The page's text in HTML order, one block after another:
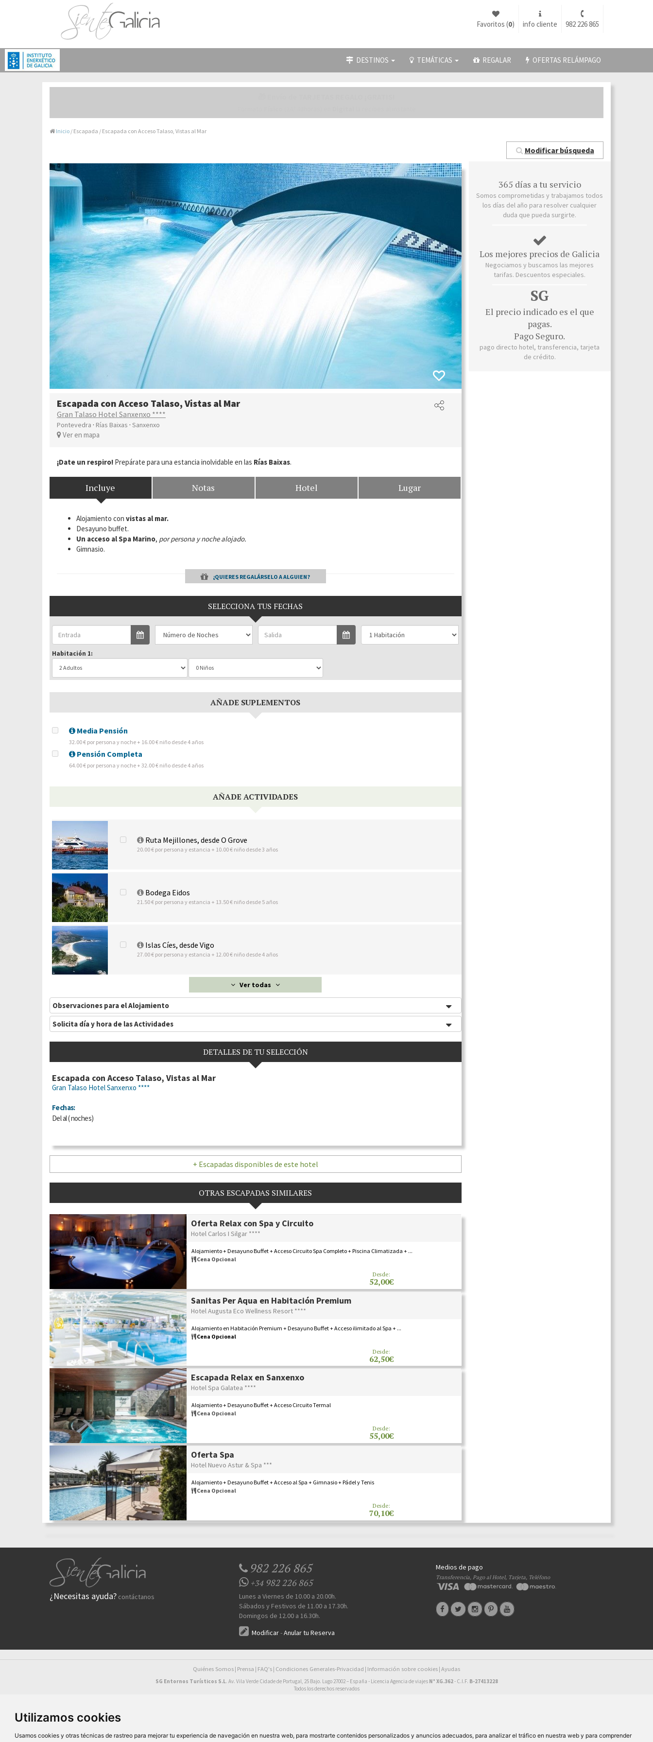
Utilizamos cookies
Usamos cookies y otras técnicas de rastreo para mejorar tu experiencia de navegación en nuestra web, para mostrarte contenidos personalizados y anuncios adecuados, para analizar el tráfico en nuestra web y para comprender
982 226 865
info cliente
Favoritos (0)
DESTINOS TEMÁTICAS REGALAR OFERTAS RELÁMPAGO
Inicio / Escapada / Escapada con Acceso Talaso, Vistas al Mar
Modificar búsqueda
Escapada con Acceso Talaso, Vistas al Mar
Gran Talaso Hotel Sanxenxo ****
Pontevedra · Rías Baixas · Sanxenxo
Ver en mapa
¡Date un respiro! Prepárate para una estancia inolvidable en las Rías Baixas.
Incluye Notas Hotel Lugar
Alojamiento con vistas al mar.
Desayuno buffet.
Un acceso al Spa Marino, por persona y noche alojado.
Gimnasio.
¿QUIERES REGALÁRSELO A ALGUIEN?
SELECCIONA TUS FECHAS
Habitación 1:
AÑADE SUPLEMENTOS
Media Pensión
32.00 € por persona y noche + 16.00 € niño desde 4 años
Pensión Completa
64.00 € por persona y noche + 32.00 € niño desde 4 años
AÑADE ACTIVIDADES
Ruta Mejillones, desde O Grove
20.00 € por persona y estancia + 10.00 € niño desde 3 años
Bodega Eidos
21.50 € por persona y estancia + 13.50 € niño desde 5 años
Islas Cíes, desde Vigo
27.00 € por persona y estancia + 12.00 € niño desde 4 años
Ver todas
Observaciones para el Alojamiento
Solicita día y hora de las Actividades
DETALLES DE TU SELECCIÓN
Escapada con Acceso Talaso, Vistas al Mar
Gran Talaso Hotel Sanxenxo ****
Fechas:
Delal(noches)
+ Escapadas disponibles de este hotel
OTRAS ESCAPADAS SIMILARES
Oferta Relax con Spa y Circuito
Hotel Carlos I Silgar ****
Alojamiento + Desayuno Buffet + Acceso Circuito Spa Completo + Piscina Climatizada + ...
Cena Opcional
Desde:
52,00€
Sanitas Per Aqua en Habitación Premium
Hotel Augusta Eco Wellness Resort ****
Alojamiento en Habitación Premium + Desayuno Buffet + Acceso ilimitado al Spa + ...
Cena Opcional
Desde:
62,50€
Escapada Relax en Sanxenxo
Hotel Spa Galatea ****
Alojamiento + Desayuno Buffet + Acceso Circuito Termal
Cena Opcional
Desde:
55,00€
Oferta Spa
Hotel Nuevo Astur & Spa ***
Alojamiento + Desayuno Buffet + Acceso al Spa + Gimnasio + Pádel y Tenis
Cena Opcional
Desde:
70,10€
365 días a tu servicio
Somos comprometidas y trabajamos todos
los días del año para resolver cualquier
duda que pueda surgirte.
Los mejores precios de Galicia
Negociamos y buscamos las mejores
tarifas. Descuentos especiales.
SG
El precio indicado es el que
pagas.
Pago Seguro.
pago directo hotel, transferencia, tarjeta
de crédito.
¿Necesitas ayuda? contáctanos
982 226 865
+34982 226 865
Lunes a Viernes de 10.00 a 20.00h.
Sábados y Festivos de 11.00 a 17.30h.
Domingos de 12.00 a 16.30h.
Modificar-Anular tu Reserva
Medios de pago
Transferencia, Pago al Hotel, Tarjeta, Teléfono
Quiénes Somos | Prensa | FAQ's | Condiciones Generales-Privacidad | Información sobre cookies | Ayudas
SG Entornos Turísticos S.L. Av. Vila Verde Cidade de Portugal, 25 Bajo. Lugo 27002 – España - Licencia Agencia de viajes N° XG.362- C.I.F. B-27413228
Todos los derechos reservados